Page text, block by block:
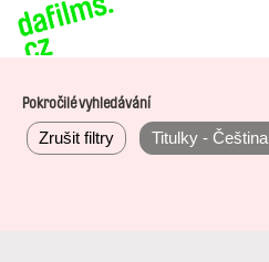
Pokročilé vyhledávání
Zrušit filtry Titulky - Čeština